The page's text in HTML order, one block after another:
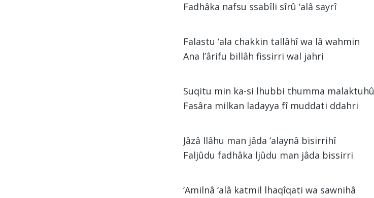
Fadhâka nafsu ssabîli sîrû ‘alâ sayrî
Falastu ‘ala chakkin tallâhî wa lâ wahmin
Ana l’ârifu billâh fissirri wal jahri
Suqitu min ka-si lhubbi thumma malaktuhû
Fasâra milkan ladayya fî muddati ddahri
Jâzâ llâhu man jâda ‘alaynâ bisirrihî
Faljûdu fadhâka ljûdu man jâda bissirri
‘Amilnâ ‘alâ katmil lhaqîqati wa sawnihâ